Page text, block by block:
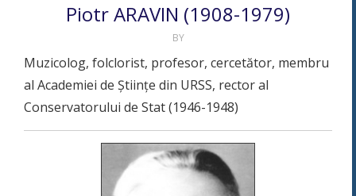
Piotr ARAVIN (1908-1979)
BY
Muzicolog, folclorist, profesor, cercetător, membru
al Academiei de Științe din URSS, rector al
Conservatorului de Stat (1946-1948)